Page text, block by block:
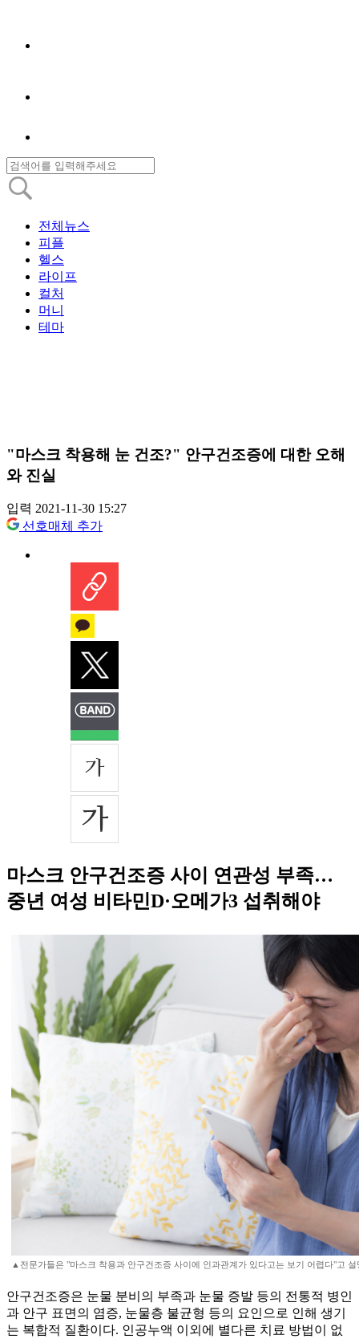
전체뉴스
피플
헬스
라이프
컬처
머니
테마
"마스크 착용해 눈 건조?" 안구건조증에 대한 오해
와 진실
입력 2021-11-30 15:27
선호매체 추가
마스크 안구건조증 사이 연관성 부족…
중년 여성 비타민D·오메가3 섭취해야
▲전문가들은 "마스크 착용과 안구건조증 사이에 인과관계가 있다고는 보기 어렵다"고 설
안구건조증은 눈물 분비의 부족과 눈물 증발 등의 전통적 병인
과 안구 표면의 염증, 눈물층 불균형 등의 요인으로 인해 생기
는 복합적 질환이다. 인공누액 이외에 별다른 치료 방법이 없